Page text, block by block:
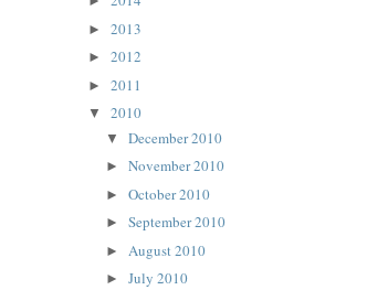
► 2013
► 2012
► 2011
▼ 2010
▼ December 2010
► November 2010
► October 2010
► September 2010
► August 2010
► July 2010